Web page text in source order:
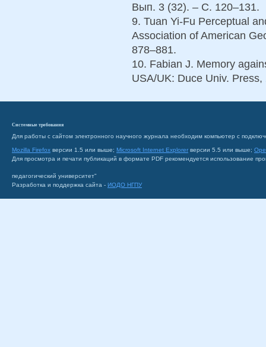
Вып. 3 (32). – С. 120–131.
9. Tuan Yi-Fu Perceptual
Association of American
878–881.
10. Fabian J. Memory
USA/UK: Duce Univ.
Системные требования
Для работы с сайтом электронного научного журнала необходим компьютер с
Mozilla Firefox версии 1.5 или выше; Microsoft Internet Explorer версии 5.5 или выше;
Для просмотра и печати публикаций в формате PDF рекомендуется использование
педагогический университет"
Разработка и поддержка сайта - ИОДО НГПУ